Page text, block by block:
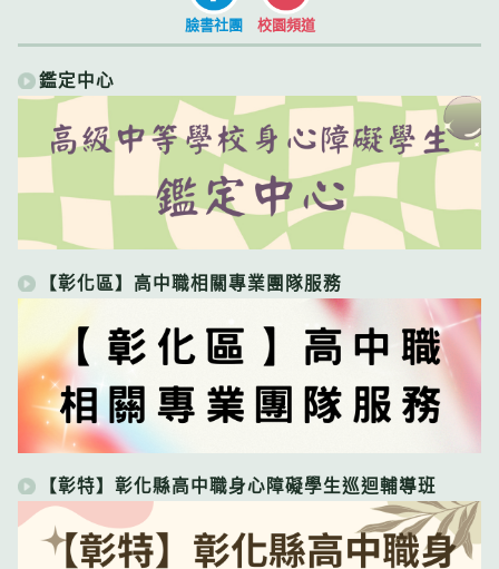
臉書社團 校園頻道
鑑定中心
【彰化區】高中職相關專業團隊服務
【彰特】彰化縣高中職身心障礙學生巡迴輔導班